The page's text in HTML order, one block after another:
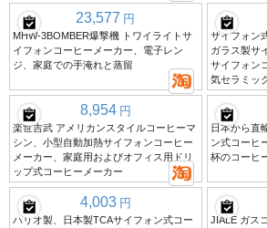
23,577 円
MHW-3BOMBER爆撃機 トワイライトサ
イフォンコーヒーメーカー、電子レン
ジ、家庭での手淹れと蒸留
サイフォン
ガラス製サ
サイフォン
気セラミッ
8,954 円
楽世吉武 アメリカンスタイルコーヒーマ
シン、小型自動加熱サイフォンコーヒー
メーカー、家庭用およびオフィス用ドリ
ップ式コーヒーメーカー
日本から直
ン式コーヒ
杯のコーヒ
4,003 円
ハリオ製、日本製TCAサイフォン式コー
JIALE ガス